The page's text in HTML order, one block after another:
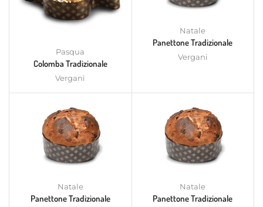
Pasqua
Colomba Tradizionale
Vergani
Natale
Panettone Tradizionale
Vergani
Natale
Panettone Tradizionale
Natale
Panettone Tradizionale